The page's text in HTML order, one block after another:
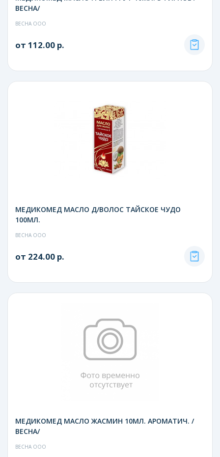
ВЕСНА/
ВЕСНА ООО
от 112.00 р.
МЕДИКОМЕД МАСЛО Д/ВОЛОС ТАЙСКОЕ ЧУДО
100МЛ.
ВЕСНА ООО
от 224.00 р.
МЕДИКОМЕД МАСЛО ЖАСМИН 10МЛ. АРОМАТИЧ. /
ВЕСНА/
ВЕСНА ООО